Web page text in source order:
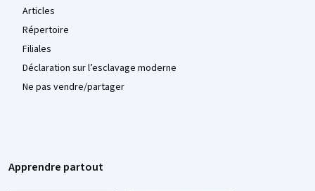
Articles
Répertoire
Filiales
Déclaration sur l’esclavage moderne
Ne pas vendre/partager
Apprendre partout